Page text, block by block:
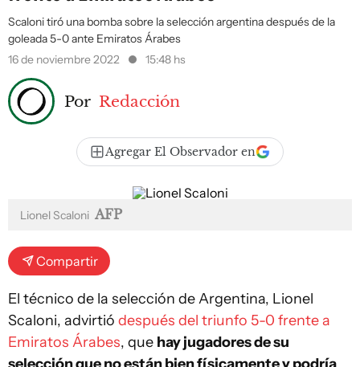
Scaloni tiró una bomba sobre la selección argentina después de la
goleada 5-0 ante Emiratos Árabes
16 de noviembre 2022
15:48 hs
Por Redacción
Agregar El Observador en
Lionel Scaloni AFP
Compartir
El técnico de la selección de Argentina, Lionel
Scaloni, advirtió después del triunfo 5-0 frente a
Emiratos Árabes, que hay jugadores de su